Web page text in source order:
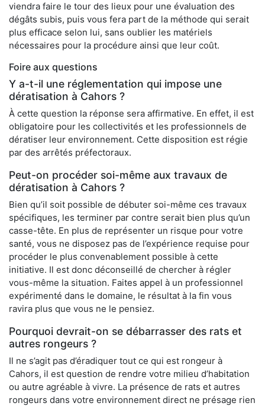
viendra faire le tour des lieux pour une évaluation des
dégâts subis, puis vous fera part de la méthode qui serait
plus efficace selon lui, sans oublier les matériels
nécessaires pour la procédure ainsi que leur coût.
Foire aux questions
Y a-t-il une réglementation qui impose une
dératisation à Cahors ?
À cette question la réponse sera affirmative. En effet, il est
obligatoire pour les collectivités et les professionnels de
dératiser leur environnement. Cette disposition est régie
par des arrêtés préfectoraux.
Peut-on procéder soi-même aux travaux de
dératisation à Cahors ?
Bien qu’il soit possible de débuter soi-même ces travaux
spécifiques, les terminer par contre serait bien plus qu’un
casse-tête. En plus de représenter un risque pour votre
santé, vous ne disposez pas de l’expérience requise pour
procéder le plus convenablement possible à cette
initiative. Il est donc déconseillé de chercher à régler
vous-même la situation. Faites appel à un professionnel
expérimenté dans le domaine, le résultat à la fin vous
ravira plus que vous ne le pensiez.
Pourquoi devrait-on se débarrasser des rats et
autres rongeurs ?
Il ne s’agit pas d’éradiquer tout ce qui est rongeur à
Cahors, il est question de rendre votre milieu d’habitation
ou autre agréable à vivre. La présence de rats et autres
rongeurs dans votre environnement direct ne présage rien